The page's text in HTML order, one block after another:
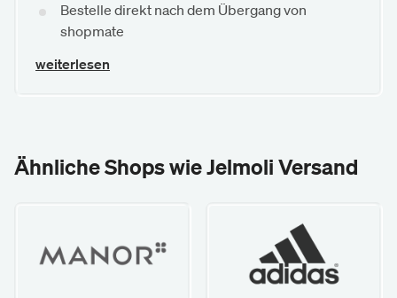
Bestelle direkt nach dem Übergang von
shopmate
weiterlesen
Ähnliche Shops wie Jelmoli Versand